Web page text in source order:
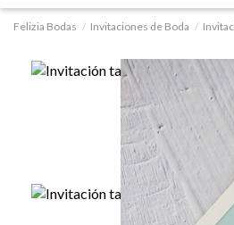
Felizia Bodas Invitaciones de Boda